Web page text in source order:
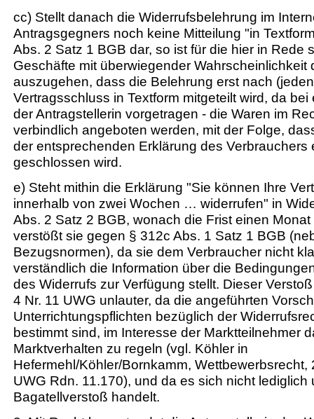
cc) Stellt danach die Widerrufsbelehrung im
Antragsgegners noch keine Mitteilung "in
Abs. 2 Satz 1 BGB dar, so ist für die hier in Rede
Geschäfte mit überwiegender Wahrscheinlichkeit
auszugehen, dass die Belehrung erst nach
Vertragsschluss in Textform mitgeteilt wird, da bei
der Antragstellerin vorgetragen - die Waren im
verbindlich angeboten werden, mit der Folge,
der entsprechenden Erklärung des Verbrauchers
geschlossen wird.
e) Steht mithin die Erklärung "Sie können Ihre
innerhalb von zwei Wochen … widerrufen" in
Abs. 2 Satz 2 BGB, wonach die Frist einen
verstößt sie gegen § 312c Abs. 1 Satz 1 BGB
Bezugsnormen), da sie dem Verbraucher nicht
verständlich die Information über die
des Widerrufs zur Verfügung stellt. Dieser
4 Nr. 11 UWG unlauter, da die angeführten
Unterrichtungspflichten bezüglich der
bestimmt sind, im Interesse der Marktteilnehmer
Marktverhalten zu regeln (vgl. Köhler in
Hefermehl/Köhler/Bornkamm, Wettbewerbsrecht,
UWG Rdn. 11.170), und da es sich nicht lediglich
Bagatellverstoß handelt.